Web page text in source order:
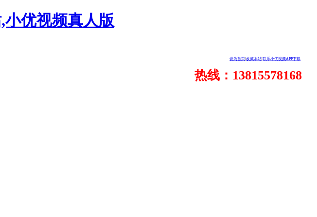
优视频真人版
设为首页 收藏本站 联系小优视频APP下载
热线：13815578168